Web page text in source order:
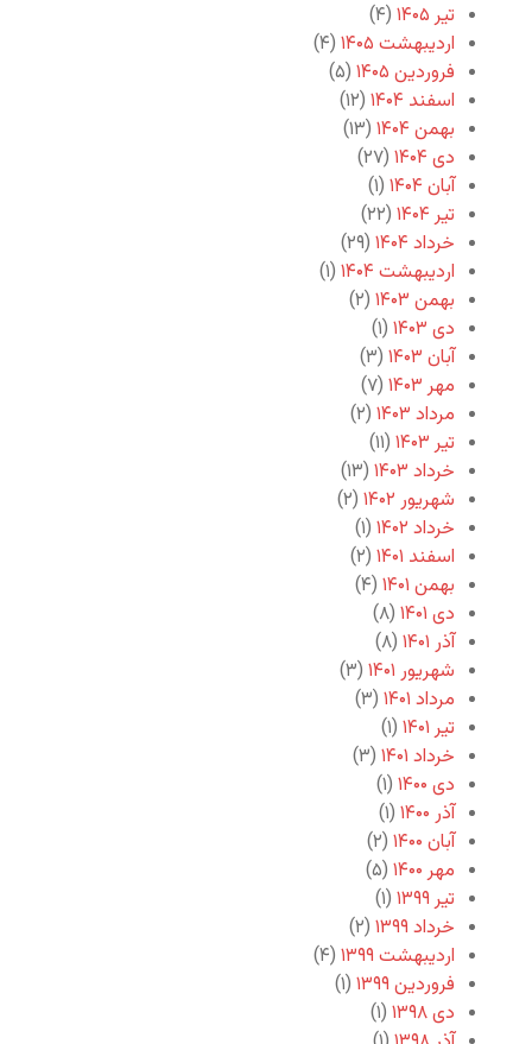
تیر ۱۴۰۵
(۴)
اردیبهشت ۱۴۰۵
(۴)
فروردین ۱۴۰۵
(۵)
اسفند ۱۴۰۴
(۱۲)
بهمن ۱۴۰۴
(۱۳)
دی ۱۴۰۴
(۲۷)
آبان ۱۴۰۴
(۱)
تیر ۱۴۰۴
(۲۲)
خرداد ۱۴۰۴
(۲۹)
اردیبهشت ۱۴۰۴
(۱)
بهمن ۱۴۰۳
(۲)
دی ۱۴۰۳
(۱)
آبان ۱۴۰۳
(۳)
مهر ۱۴۰۳
(۷)
مرداد ۱۴۰۳
(۲)
تیر ۱۴۰۳
(۱۱)
خرداد ۱۴۰۳
(۱۳)
شهریور ۱۴۰۲
(۲)
خرداد ۱۴۰۲
(۱)
اسفند ۱۴۰۱
(۲)
بهمن ۱۴۰۱
(۴)
دی ۱۴۰۱
(۸)
آذر ۱۴۰۱
(۸)
شهریور ۱۴۰۱
(۳)
مرداد ۱۴۰۱
(۳)
تیر ۱۴۰۱
(۱)
خرداد ۱۴۰۱
(۳)
دی ۱۴۰۰
(۱)
آذر ۱۴۰۰
(۱)
آبان ۱۴۰۰
(۲)
مهر ۱۴۰۰
(۵)
تیر ۱۳۹۹
(۱)
خرداد ۱۳۹۹
(۲)
اردیبهشت ۱۳۹۹
(۴)
فروردین ۱۳۹۹
(۱)
دی ۱۳۹۸
(۱)